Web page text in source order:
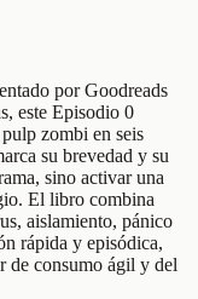
por Goodreads
este Episodio 0
zombi en seis
su brevedad y su
sino activar una
El libro combina
aislamiento, pánico
rápida y episódica,
de consumo ágil y del